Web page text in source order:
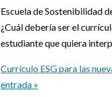
Escuela de Sostenibilidad
¿Cuál debería ser el
estudiante que quiera
Currículo ESG para las
entrada »